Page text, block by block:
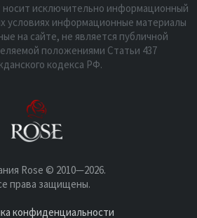
Rose © 2010—2026.
права защищены.
конфиденциальности
исключительно информационный
условиях информационные материалы
на сайте, не является публичной
положениями Статьи 437
кодекса РФ.